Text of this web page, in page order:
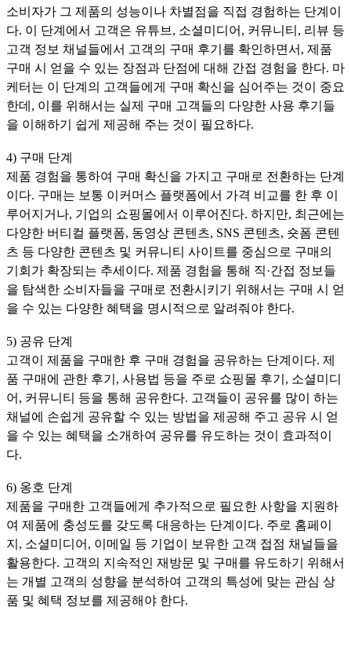
소비자가 그 제품의 성능이나 차별점을 직접 경험하는 단계이
다. 이 단계에서 고객은 유튜브, 소셜미디어, 커뮤니티, 리뷰 등
고객 정보 채널들에서 고객의 구매 후기를 확인하면서, 제품
구매 시 얻을 수 있는 장점과 단점에 대해 간접 경험을 한다. 마
케터는 이 단계의 고객들에게 구매 확신을 심어주는 것이 중요
한데, 이를 위해서는 실제 구매 고객들의 다양한 사용 후기들
을 이해하기 쉽게 제공해 주는 것이 필요하다.
4) 구매 단계
제품 경험을 통하여 구매 확신을 가지고 구매로 전환하는 단계
이다. 구매는 보통 이커머스 플랫폼에서 가격 비교를 한 후 이
루어지거나, 기업의 쇼핑몰에서 이루어진다. 하지만, 최근에는
다양한 버티컬 플랫폼, 동영상 콘텐츠, SNS 콘텐츠, 숏폼 콘텐
츠 등 다양한 콘텐츠 및 커뮤니티 사이트를 중심으로 구매의
기회가 확장되는 추세이다. 제품 경험을 통해 직·간접 정보들
을 탐색한 소비자들을 구매로 전환시키기 위해서는 구매 시 얻
을 수 있는 다양한 혜택을 명시적으로 알려줘야 한다.
5) 공유 단계
고객이 제품을 구매한 후 구매 경험을 공유하는 단계이다. 제
품 구매에 관한 후기, 사용법 등을 주로 쇼핑몰 후기, 소셜미디
어, 커뮤니티 등을 통해 공유한다. 고객들이 공유를 많이 하는
채널에 손쉽게 공유할 수 있는 방법을 제공해 주고 공유 시 얻
을 수 있는 혜택을 소개하여 공유를 유도하는 것이 효과적이
다.
6) 옹호 단계
제품을 구매한 고객들에게 추가적으로 필요한 사항을 지원하
여 제품에 충성도를 갖도록 대응하는 단계이다. 주로 홈페이
지, 소셜미디어, 이메일 등 기업이 보유한 고객 접점 채널들을
활용한다. 고객의 지속적인 재방문 및 구매를 유도하기 위해서
는 개별 고객의 성향을 분석하여 고객의 특성에 맞는 관심 상
품 및 혜택 정보를 제공해야 한다.